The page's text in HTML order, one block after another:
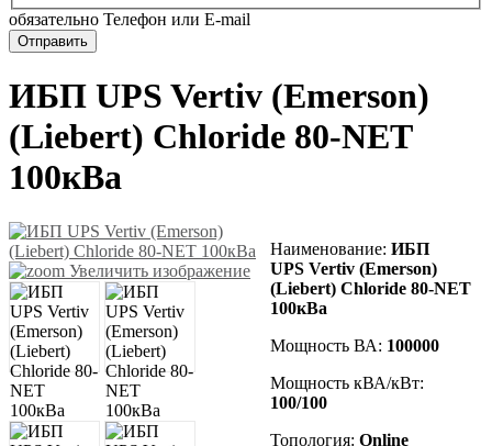
обязательно Телефон или E-mail
ИБП UPS Vertiv (Emerson)
(Liebert) Chloride 80-NET
100кВа
Увеличить изображение
Наименование: ИБП
UPS Vertiv (Emerson)
(Liebert) Chloride 80-NET
100кВа
Мощность ВА: 100000
Мощность кВА/кВт:
100/100
Топология: Online